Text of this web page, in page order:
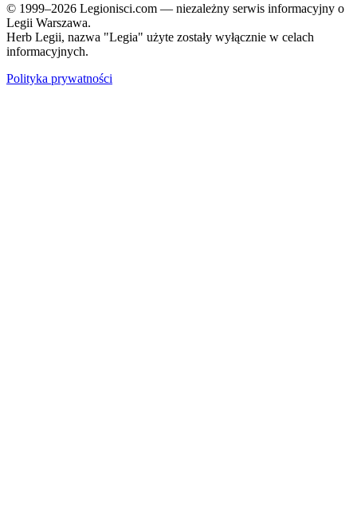
© 1999–2026 Legionisci.com — niezależny serwis informacyjny o
Legii Warszawa.
Herb Legii, nazwa "Legia" użyte zostały wyłącznie w celach
informacyjnych.
Polityka prywatności